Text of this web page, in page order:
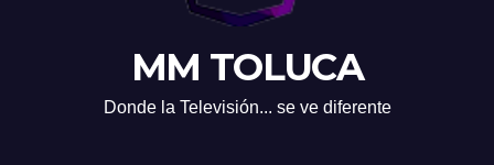
MM TOLUCA
Donde la Televisión... se ve diferente